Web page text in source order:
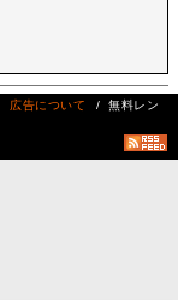
広告について
/ 無料レン